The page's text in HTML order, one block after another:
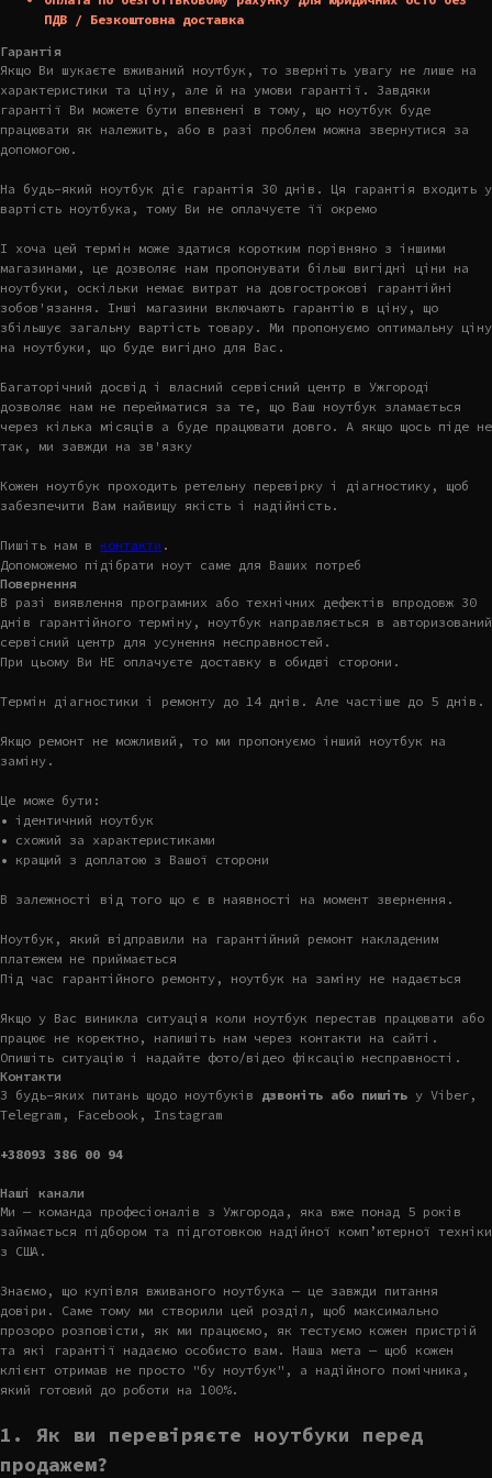
ПДВ / Безкоштовна доставка
Гарантія
Якщо Ви шукаєте вживаний ноутбук, то зверніть увагу не лише на
характеристики та ціну, але й на умови гарантії. Завдяки
гарантії Ви можете бути впевнені в тому, що ноутбук буде
працювати як належить, або в разі проблем можна звернутися за
допомогою.
На будь-який ноутбук діє гарантія 30 днів. Ця гарантія входить у
вартість ноутбука, тому Ви не оплачуєте її окремо
І хоча цей термін може здатися коротким порівняно з іншими
магазинами, це дозволяє нам пропонувати більш вигідні ціни на
ноутбуки, оскільки немає витрат на довгострокові гарантійні
зобов'язання. Інші магазини включають гарантію в ціну, що
збільшує загальну вартість товару. Ми пропонуємо оптимальну ціну
на ноутбуки, що буде вигідно для Вас.
Багаторічний досвід і власний сервісний центр в Ужгороді
дозволяє нам не перейматися за те, що Ваш ноутбук зламається
через кілька місяців а буде працювати довго. А якщо щось піде не
так, ми завжди на зв'язку
Кожен ноутбук проходить ретельну перевірку і діагностику, щоб
забезпечити Вам найвищу якість і надійність.
Пишіть нам в контакти .
Допоможемо підібрати ноут саме для Ваших потреб
Повернення
В разі виявлення програмних або технічних дефектів впродовж 30
днів гарантійного терміну, ноутбук направляється в авторизований
сервісний центр для усунення несправностей.
При цьому Ви НЕ оплачуєте доставку в обидві сторони.
Термін діагностики і ремонту до 14 днів. Але частіше до 5 днів.
Якщо ремонт не можливий, то ми пропонуємо інший ноутбук на
заміну.
Це може бути:
• ідентичний ноутбук
• схожий за характеристиками
• кращий з доплатою з Вашої сторони
В залежності від того що є в наявності на момент звернення.
Ноутбук, який відправили на гарантійний ремонт накладеним
платежем не приймається
Під час гарантійного ремонту, ноутбук на заміну не надається
Якщо у Вас виникла ситуація коли ноутбук перестав працювати або
працює не коректно, напишіть нам через контакти на сайті.
Опишіть ситуацію і надайте фото/відео фіксацію несправності.
Контакти
З будь-яких питань щодо ноутбуків дзвоніть або пишіть у Viber,
Telegram, Facebook, Instagram
+38093 386 00 94
Наші канали
Ми — команда професіоналів з Ужгорода, яка вже понад 5 років
займається підбором та підготовкою надійної комп’ютерної техніки
з США.
Знаємо, що купівля вживаного ноутбука — це завжди питання
довіри. Саме тому ми створили цей розділ, щоб максимально
прозоро розповісти, як ми працюємо, як тестуємо кожен пристрій
та які гарантії надаємо особисто вам. Наша мета — щоб кожен
клієнт отримав не просто "бу ноутбук", а надійного помічника,
який готовий до роботи на 100%.
1. Як ви перевіряєте ноутбуки перед
продажем?